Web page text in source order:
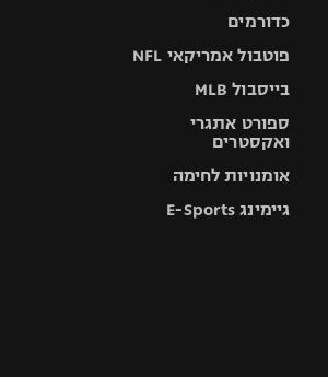
כדורמים
פוטבול אמריקאי NFL
בייסבול MLB
ספורט אתגרי
ואקסטרים
אומנויות לחימה
גיימינג E-Sports